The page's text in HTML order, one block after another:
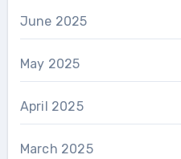
June 2025
May 2025
April 2025
March 2025